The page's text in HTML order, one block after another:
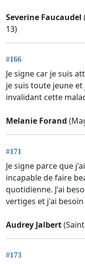
Severine Faucaudel
13)
#166
Je signe car je suis
je suis toute jeune
invalidant cette
Melanie Forand
#171
Je signe parce que
incapable de faire
quotidienne. J'ai
vertiges et j'ai
Audrey Jalbert
#173